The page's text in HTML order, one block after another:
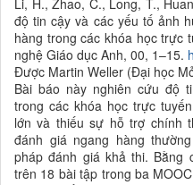
độ tin cậy và các yếu tố ảnh
hàng trong các khóa học trực
nghệ Giáo dục Anh, 00, 1–15.
Được Martin Weller (Đại học
Bài báo này nghiên cứu độ
trong các khóa học trực
lớn và thiếu sự hỗ trợ chính
đánh giá ngang hàng
pháp đánh giá khả thi. Bằng
trên 18 bài tập trong ba